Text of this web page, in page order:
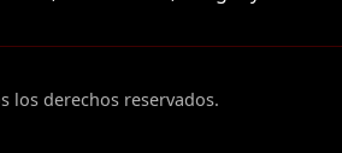
los derechos reservados.